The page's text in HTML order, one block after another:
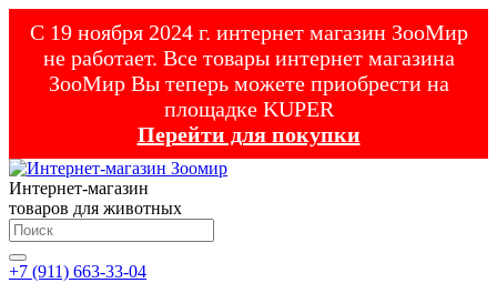
С 19 ноября 2024 г. интернет магазин ЗооМир
не работает. Все товары интернет магазина
ЗооМир Вы теперь можете приобрести на
площадке KUPER
Перейти для покупки
Интернет-магазин
товаров для животных
+7 (911) 663-33-04